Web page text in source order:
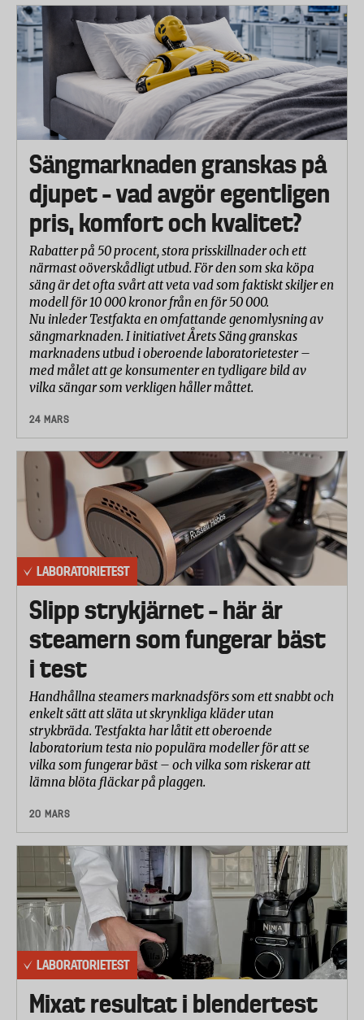
Sängmarknaden granskas på
djupet – vad avgör egentligen
pris, komfort och kvalitet?
Rabatter på 50 procent, stora prisskillnader och ett
närmast oöverskådligt utbud. För den som ska köpa
säng är det ofta svårt att veta vad som faktiskt skiljer en
modell för 10 000 kronor från en för 50 000.
Nu inleder Testfakta en omfattande genomlysning av
sängmarknaden. I initiativet Årets Säng granskas
marknadens utbud i oberoende laboratorietester –
med målet att ge konsumenter en tydligare bild av
vilka sängar som verkligen håller måttet.
24 MARS
LABORATORIETEST
Slipp strykjärnet – här är
steamern som fungerar bäst
i test
Handhållna steamers marknadsförs som ett snabbt och
enkelt sätt att släta ut skrynkliga kläder utan
strykbräda. Testfakta har låtit ett oberoende
laboratorium testa nio populära modeller för att se
vilka som fungerar bäst – och vilka som riskerar att
lämna blöta fläckar på plaggen.
20 MARS
LABORATORIETEST
Mixat resultat i blendertest